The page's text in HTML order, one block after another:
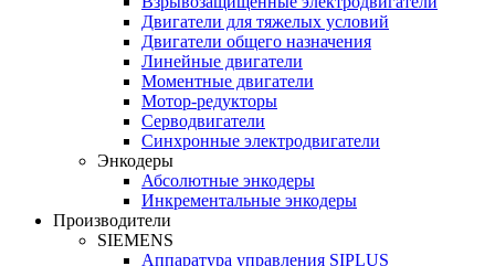
Двигатели для тяжелых условий
Двигатели общего назначения
Линейные двигатели
Моментные двигатели
Мотор-редукторы
Серводвигатели
Синхронные электродвигатели
Энкодеры
Абсолютные энкодеры
Инкрементальные энкодеры
Производители
SIEMENS
Аппаратура управления SIPLUS